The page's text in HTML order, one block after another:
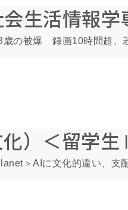
生活情報
歳の被爆 録画10時間超
）＜留学
＞AIに文化的違い、支